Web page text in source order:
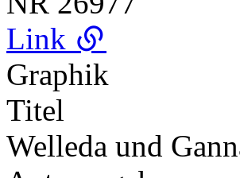
Link
Graphik
Titel
Welleda und